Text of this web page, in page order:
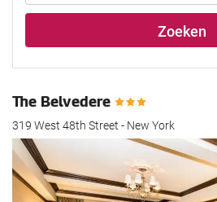
Zoeken
The Belvedere
319 West 48th Street - New York